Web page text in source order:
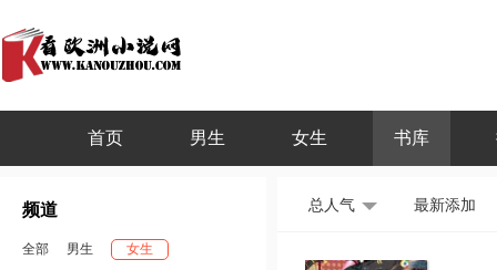
首页 男生 女生 书库
频道
全部 男生 女生
总人气 最新添加